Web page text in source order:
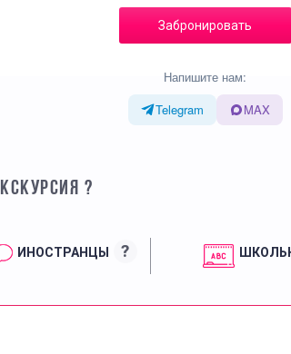
Забронировать
Напишите нам:
Telegram
MAX
?
ИНОСТРАНЦЫ ?